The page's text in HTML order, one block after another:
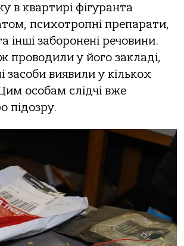
в квартирі фігуранта
психотропні препарати,
інші заборонені речовини.
проводили у його закладі,
засоби виявили у кількох
Цим особам слідчі вже
підозру.